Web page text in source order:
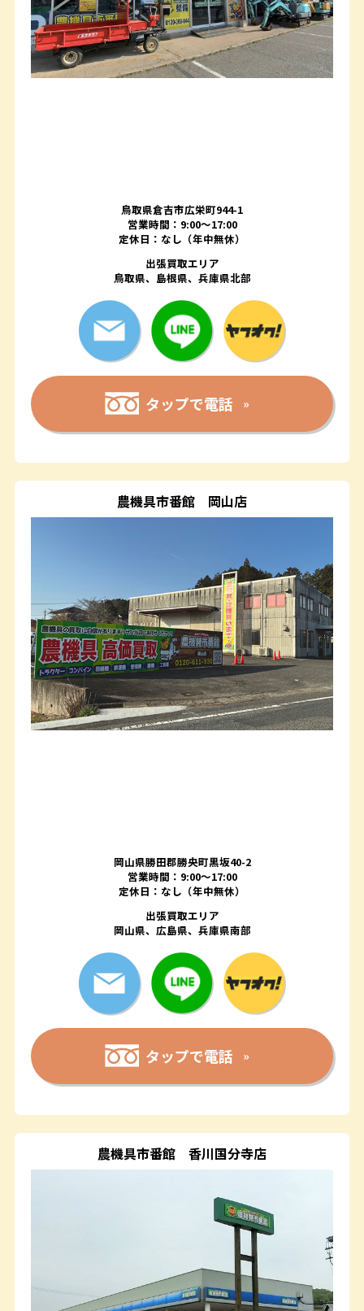
鳥取県倉吉市広栄町944-1
営業時間：9:00～17:00
定休日：なし（年中無休）
出張買取エリア
鳥取県、島根県、兵庫県北部
タップで電話
農機具市番館 岡山店
岡山県勝田郡勝央町黒坂40-2
営業時間：9:00～17:00
定休日：なし（年中無休）
出張買取エリア
岡山県、広島県、兵庫県南部
タップで電話
農機具市番館 香川国分寺店